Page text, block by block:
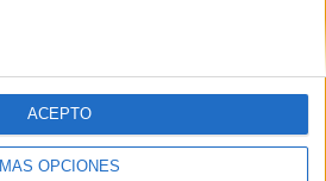
MÁS OPCIONES
ACEPTO